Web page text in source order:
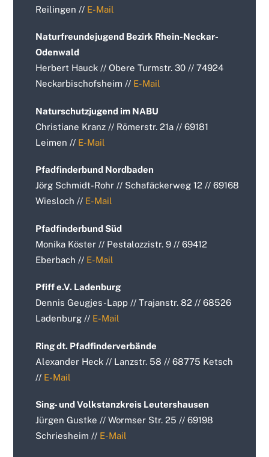
Reilingen // E-Mail
Naturfreundejugend Bezirk Rhein-Neckar-
Odenwald
Herbert Hauck // Obere Turmstr. 30 // 74924
Neckarbischofsheim // E-Mail
Naturschutzjugend im NABU
Christiane Kranz // Römerstr. 21a // 69181
Leimen // E-Mail
Pfadfinderbund Nordbaden
Jörg Schmidt-Rohr // Schafäckerweg 12 // 69168
Wiesloch // E-Mail
Pfadfinderbund Süd
Monika Köster // Pestalozzistr. 9 // 69412
Eberbach // E-Mail
Pfiff e.V. Ladenburg
Dennis Geugjes-Lapp // Trajanstr. 82 // 68526
Ladenburg // E-Mail
Ring dt. Pfadfinderverbände
Alexander Heck // Lanzstr. 58 // 68775 Ketsch
// E-Mail
Sing- und Volkstanzkreis Leutershausen
Jürgen Gustke // Wormser Str. 25 // 69198
Schriesheim // E-Mail